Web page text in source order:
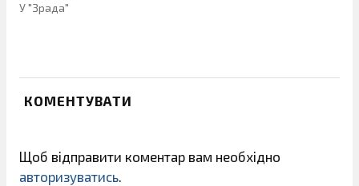
У "Зрада"
КОМЕНТУВАТИ
Щоб відправити коментар вам необхідно
авторизуватись.